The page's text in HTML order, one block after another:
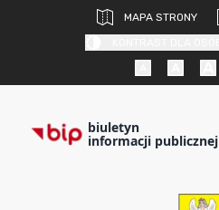
MAPA STRONY
biuletyn
informacji publicznej